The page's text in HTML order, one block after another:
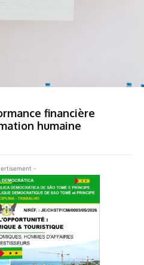
financière
humaine
-